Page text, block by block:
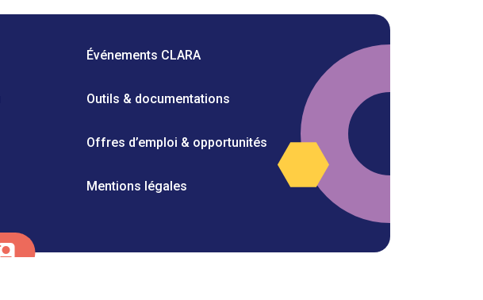
Événements CLARA
Outils & documentations
Offres d’emploi & opportunités
Mentions légales